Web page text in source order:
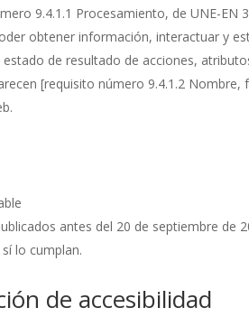
9.4.1.1 Procesamiento, de UNE-EN
obtener información, interactuar y
de resultado de acciones,
[requisito número 9.4.1.2 Nombre,
antes del 20 de septiembre de
lo cumplan.
de accesibilidad